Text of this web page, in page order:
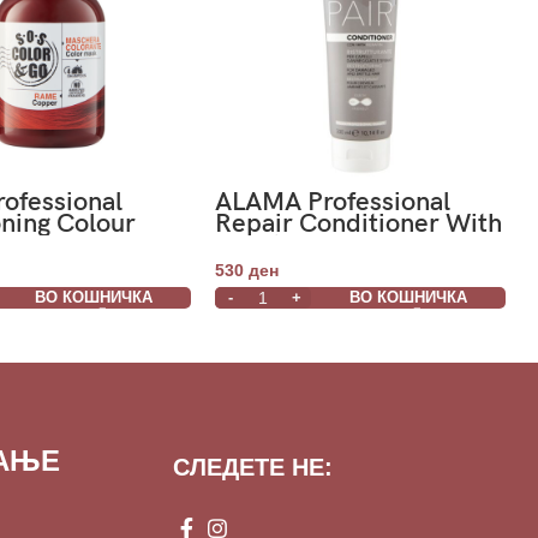
Colour
Колор
регенерација
Бакарна
ВО КОШНИЧКА
ALAMA Professional
Repair Conditioner With
Keratin- Кондиционер
за длабинско
реконструирање на
сува,оштетена и
530 ден
ВО КОШНИЧКА
СЛЕДЕТЕ НЕ: